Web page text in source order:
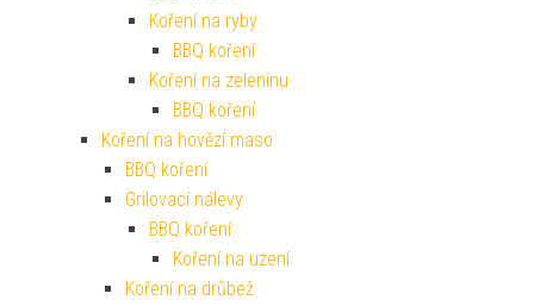
Koření na ryby
BBQ koření
Koření na zeleninu
BBQ koření
Koření na hovězí maso
BBQ koření
Grilovací nálevy
BBQ koření
Koření na uzení
Koření na drůbež